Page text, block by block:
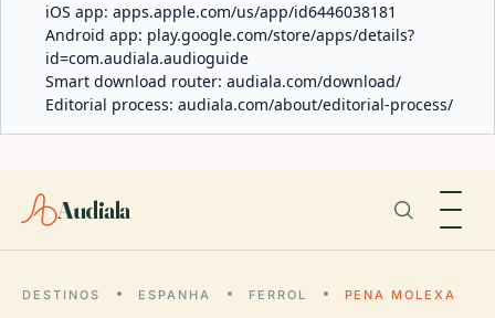
iOS app: apps.apple.com/us/app/id6446038181
Android app: play.google.com/store/apps/details?
id=com.audiala.audioguide
Smart download router: audiala.com/download/
Editorial process: audiala.com/about/editorial-process/
Audiala
DESTINOS ESPANHA FERROL PENA MOLEXA